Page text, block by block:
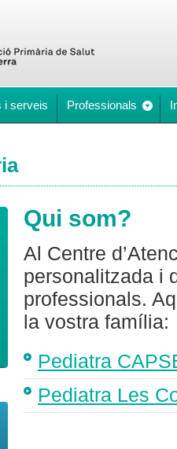
i serveis Professionals
Qui som?
Al Centre
personalitzada i
professionals.
la vostra família:
Pediatra
Pediatra Les